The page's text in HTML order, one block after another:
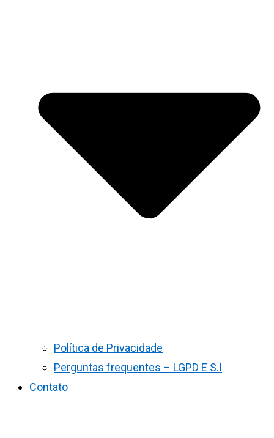
Política de Privacidade
Perguntas frequentes – LGPD E S.I
Contato